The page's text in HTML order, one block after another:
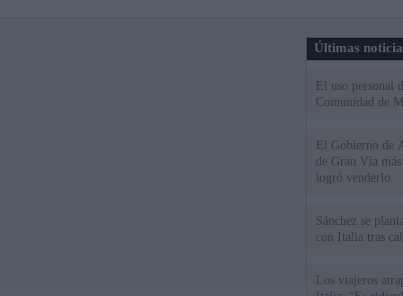
Últimas
El uso personal
Comunidad de
El Gobierno de
de Gran Vía
logró venderlo
Sánchez se
con Italia tras
Los viajeros